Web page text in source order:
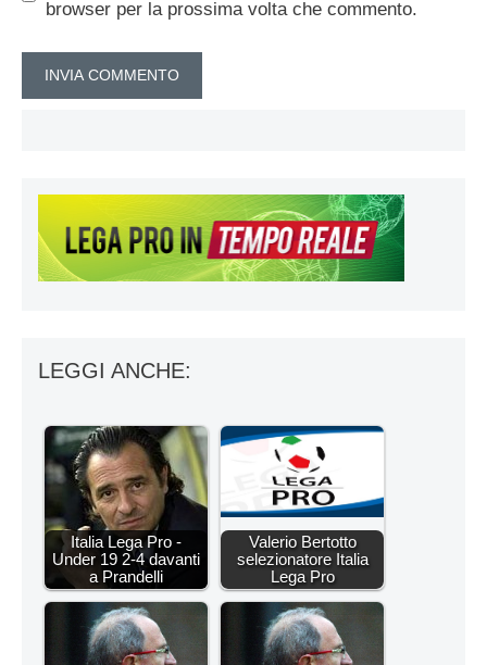
browser per la prossima volta che commento.
LEGGI ANCHE:
Italia Lega Pro -
Under 19 2-4 davanti
a Prandelli
Valerio Bertotto
selezionatore Italia
Lega Pro